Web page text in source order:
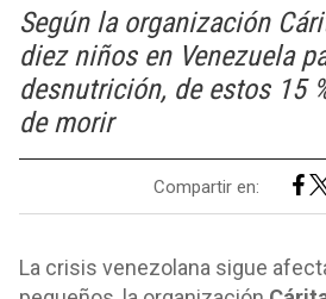
Según la organización
diez niños en Venezuela
desnutrición, de estos 15
de morir
Compartir en:
La crisis venezolana sigue